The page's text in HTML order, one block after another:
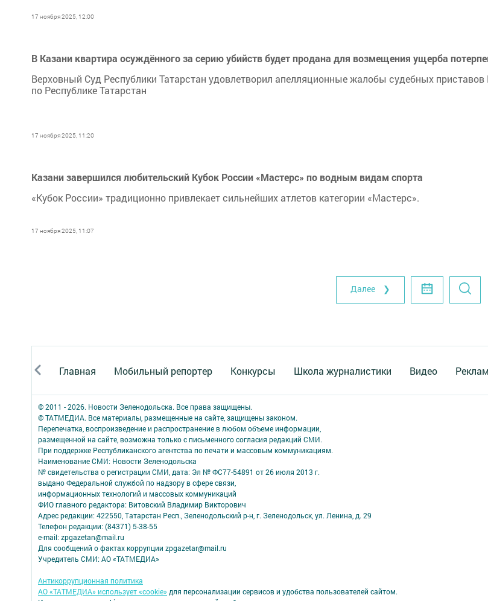
17 ноября 2025, 12:00
В Казани квартира осуждённого за серию убийств будет продана для возмещения ущерба
Верховный Суд Республики Татарстан удовлетворил апелляционные жалобы судебных
по Республике Татарстан
17 ноября 2025, 11:20
Казани завершился любительский Кубок России «Мастерс» по водным видам спорта
«Кубок России» традиционно привлекает сильнейших атлетов категории «Мастерс».
17 ноября 2025, 11:07
Далее ❯
Главная Мобильный репортер Конкурсы Школа журналистики Видео
© 2011 - 2026. Новости Зеленодольска. Все права защищены.
© ТАТМЕДИА. Все материалы, размещенные на сайте, защищены законом.
Перепечатка, воспроизведение и распространение в любом объеме информации,
размещенной на сайте, возможна только с письменного согласия редакций СМИ.
При поддержке Республиканского агентства по печати и массовым коммуникациям.
Наименование СМИ: Новости Зеленодольска
№ свидетельства о регистрации СМИ, дата: Эл № ФС77-54891 от 26 июля 2013 г.
выдано Федеральной службой по надзору в сфере связи,
информационных технологий и массовых коммуникаций
ФИО главного редактора: Витовский Владимир Викторович
Адрес редакции: 422550, Татарстан Респ., Зеленодольский р-н, г. Зеленодольск, ул. Ленина, д. 29
Телефон редакции: (84371) 5-38-55
e-mail: zpgazetan@mail.ru
Для сообщений о фактах коррупции zpgazetar@mail.ru
Учредитель СМИ: АО «ТАТМЕДИА»
Антикоррупционная политика
АО «ТАТМЕДИА» использует «cookie» для персонализации сервисов и удобства пользователей сайтом.